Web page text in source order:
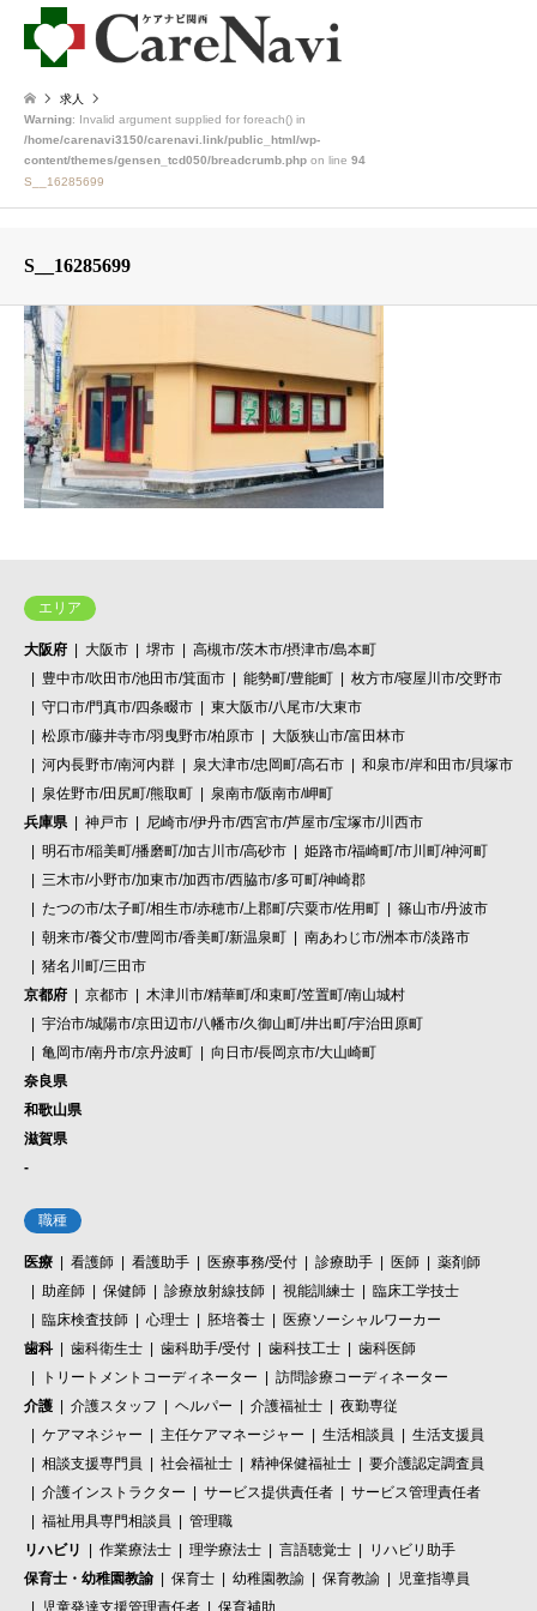
求人
Warning: Invalid argument supplied for foreach() in
/home/carenavi3150/carenavi.link/public_html/wp-
content/themes/gensen_tcd050/breadcrumb.php on line 94
S__16285699
S__16285699
エリア
大阪府 大阪市 堺市
高槻市/茨木市/摂津市/島本町
豊中市/吹田市/池田市/箕面市
能勢町/豊能町
枚方市/寝屋川市/交野市
守口市/門真市/四条畷市
東大阪市/八尾市/大東市
松原市/藤井寺市/羽曳野市/柏原市
大阪狭山市/富田林市
河内長野市/南河内群
泉大津市/忠岡町/高石市
和泉市/岸和田市/貝塚市
泉佐野市/田尻町/熊取町
泉南市/阪南市/岬町
兵庫県
神戸市
尼崎市/伊丹市/西宮市/芦屋市/宝塚市/川西市
明石市/稲美町/播磨町/加古川市/高砂市
姫路市/福崎町/市川町/神河町
三木市/小野市/加東市/加西市/西脇市/多可町/神崎郡
たつの市/太子町/相生市/赤穂市/上郡町/宍粟市/佐用町
篠山市/丹波市
朝来市/養父市/豊岡市/香美町/新温泉町
南あわじ市/洲本市/淡路市
猪名川町/三田市
京都府
京都市
木津川市/精華町/和束町/笠置町/南山城村
宇治市/城陽市/京田辺市/八幡市/久御山町/井出町/宇治田原町
亀岡市/南丹市/京丹波町
向日市/長岡京市/大山崎町
奈良県
和歌山県
滋賀県
-
職種
医療 看護師 看護助手 医療事務/受付 診療助手 医師
薬剤師
助産師
保健師 診療放射線技師 視能訓練士
臨床工学技士
臨床検査技師
心理士 胚培養士
医療ソーシャルワーカー
歯科
歯科衛生士 歯科助手/受付 歯科技工士
歯科医師
トリートメントコーディネーター
訪問診療コーディネーター
介護
介護スタッフ ヘルパー 介護福祉士
夜勤専従
ケアマネジャー
主任ケアマネージャー 生活相談員
生活支援員
相談支援専門員
社会福祉士 精神保健福祉士
要介護認定調査員
介護インストラクター
サービス提供責任者
サービス管理責任者
福祉用具専門相談員
管理職
リハビリ
作業療法士 理学療法士 言語聴覚士
リハビリ助手
保育士・幼稚園教諭
保育士 幼稚園教諭 保育教諭
児童指導員
児童発達支援管理責任者
保育補助